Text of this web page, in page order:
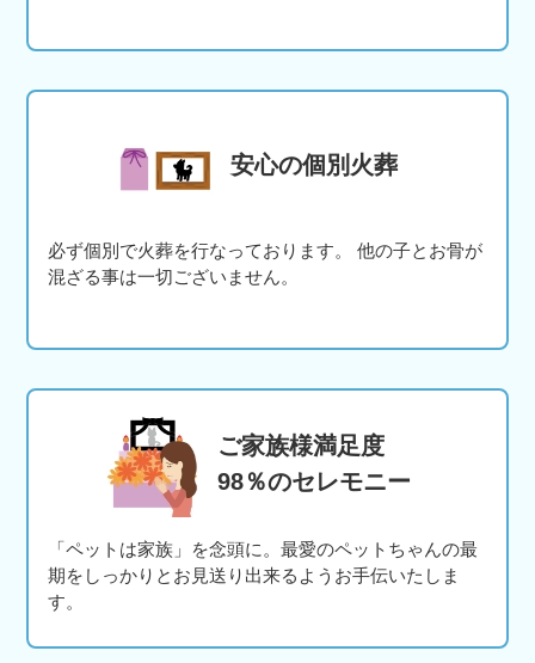
安心の個別火葬
必ず個別で火葬を行なっております。 他の子とお骨が
混ざる事は一切ございません。
ご家族様満足度
98％のセレモニー
「ペットは家族」を念頭に。最愛のペットちゃんの最
期をしっかりとお見送り出来るようお手伝いたしま
す。